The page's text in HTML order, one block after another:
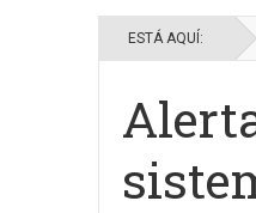
ESTÁ AQUÍ: